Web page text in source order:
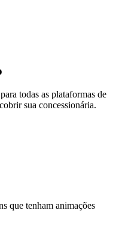
todas as plataformas de
sua concessionária.
que tenham animações